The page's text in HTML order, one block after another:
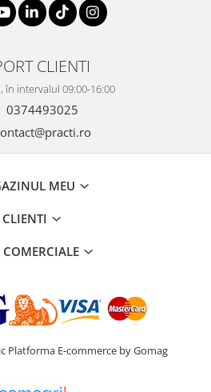
CLIENTI
în intervalul 09:00-16:00
0374493025
MEU
CLIENTI
COMERCIALE
Platforma E-commerce by Gomag